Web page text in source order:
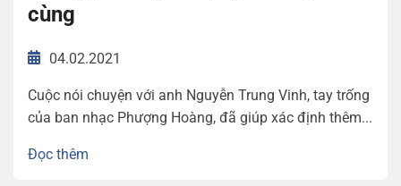
cùng
04.02.2021
Cuộc nói chuyện với anh Nguyễn Trung Vinh, tay trống
của ban nhạc Phượng Hoàng, đã giúp xác định thêm...
Đọc thêm